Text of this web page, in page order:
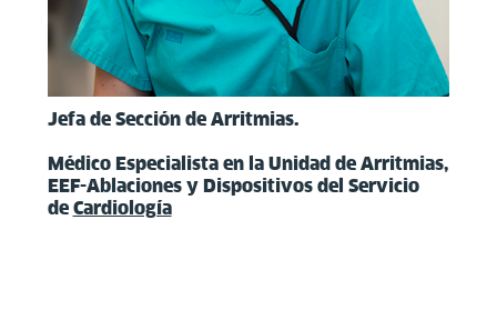
Jefa de Sección de Arritmias.
Médico Especialista en la Unidad de Arritmias,
EEF-Ablaciones y Dispositivos del Servicio
de Cardiología